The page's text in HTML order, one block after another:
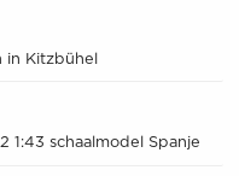
in Kitzbühel
1:43 schaalmodel Spanje